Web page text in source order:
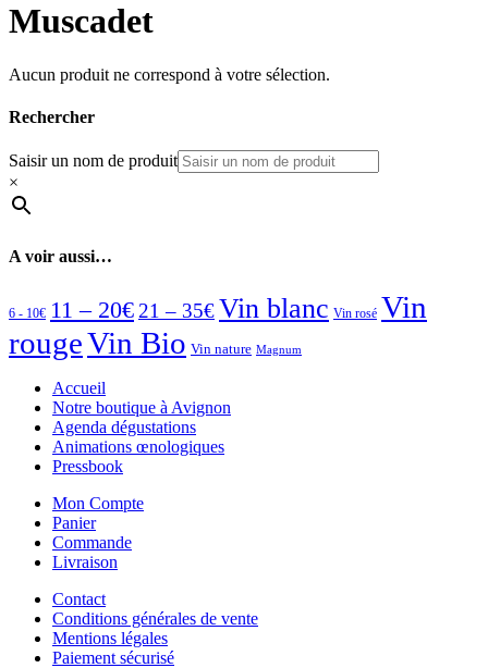
Muscadet
Aucun produit ne correspond à votre sélection.
Rechercher
Saisir un nom de produit
×
A voir aussi…
6 - 10€ 11 – 20€ 21 – 35€Vin blanc Vin rosé Vin
rougeVin Bio Vin nature Magnum
Accueil
Notre boutique à Avignon
Agenda dégustations
Animations œnologiques
Pressbook
Mon Compte
Panier
Commande
Livraison
Contact
Conditions générales de vente
Mentions légales
Paiement sécurisé